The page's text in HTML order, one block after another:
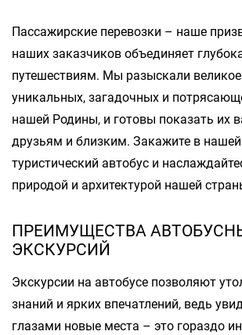
Пассажирские перевозки – наше
наших заказчиков объединяет
путешествиям. Мы разыскали
уникальных, загадочных и
нашей Родины, и готовы показать их
друзьям и близким. Закажите в
туристический автобус и
природой и архитектурой нашей
ПРЕИМУЩЕСТВА
ЭКСКУРСИЙ
Экскурсии на автобусе позволяют
знаний и ярких впечатлений, ведь
глазами новые места – это гораздо